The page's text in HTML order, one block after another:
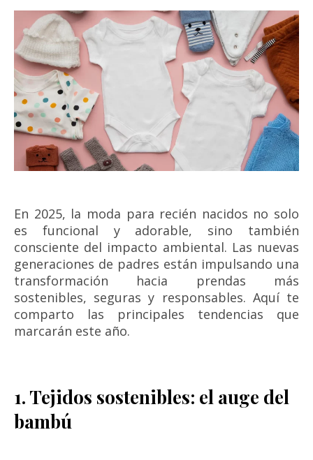
En 2025, la moda para recién nacidos no solo
es funcional y adorable, sino también
consciente del impacto ambiental. Las nuevas
generaciones de padres están impulsando una
transformación hacia prendas más
sostenibles, seguras y responsables. Aquí te
comparto las principales tendencias que
marcarán este año.
1. Tejidos sostenibles: el auge del
bambú